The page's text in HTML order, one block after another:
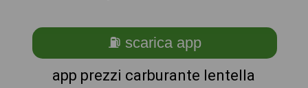
⛽ scarica app
app prezzi carburante lentella